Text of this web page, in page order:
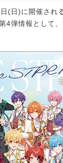
日)に開催され
弾情報として